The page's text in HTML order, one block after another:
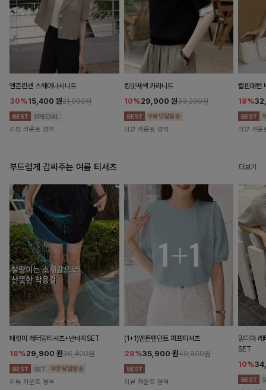
앤즌린넨 스퀘어나시니트
30%15,400 원21,900원
리뷰 카운트 영역
킹밋배색 카라니트
10%29,900 원33,200원
리뷰 카운트 영역
캘핀패턴
18%
리뷰 카운
부드럽게 감싸주는 여름 티셔츠 더보기
테킷미 레터링티셔츠+반바지SET
18%29,900 원36,400원
리뷰 카운트 영역
(1+1)앤튼펜던트 퍼프티셔츠
28%35,900 원49,800원
리뷰 카운트 영역
밍디아 레
SET
10%